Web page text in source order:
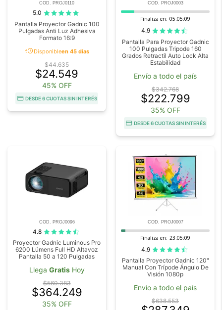
COD. PROJ0110
5.0
Pantalla Proyector Gadnic 100
Pulgadas Anti Luz Adhesiva
Formato 16:9
acuteDisponibleen 45 días
$44.635
$24.549
45% OFF
DESDE 6 CUOTAS SIN INTERÉS
COD. PROJ0003
Finaliza en: 05:05:09
4.9
Pantalla Para Proyector Gadnic
100 Pulgadas Tripode 160
Grados Retractil Auto Lock Alta
Estabilidad
Envío a todo el país
$342.768
$222.799
35% OFF
DESDE 6 CUOTAS SIN INTERÉS
COD. PROJ0096
4.8
Proyector Gadnic Luminous Pro
6200 Lúmens Full HD Altavoz
Pantalla 50 a 120 Pulgadas
Llega GratisHoy
$560.383
$364.249
35% OFF
COD. PROJ0007
Finaliza en: 23:05:09
4.9
Pantalla Proyector Gadnic 120"
Manual Con Trípode Ángulo De
Visión 1080p
Envío a todo el país
$638.553